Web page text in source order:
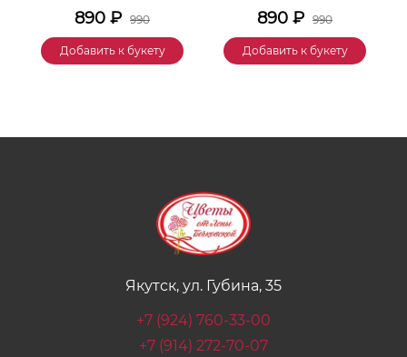
890 ₽ 990
Добавить к букету
890 ₽ 990
Добавить к букету
Якутск, ул. Губина, 35
+7 (924) 760-33-00
+7 (914) 272-70-07